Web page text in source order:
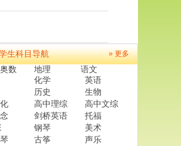
» 更多
生科目导航
数
地理
语文
化学
英语
历史
生物
高中理综
高中文综
剑桥英语
托福
钢琴
美术
古筝
声乐